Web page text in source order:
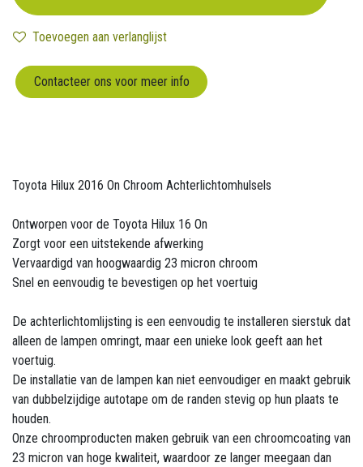
Toevoegen aan verlanglijst
Contacteer ons voor meer info
Toyota Hilux 2016 On Chroom Achterlichtomhulsels
Ontworpen voor de Toyota Hilux 16 On
Zorgt voor een uitstekende afwerking
Vervaardigd van hoogwaardig 23 micron chroom
Snel en eenvoudig te bevestigen op het voertuig
De achterlichtomlijsting is een eenvoudig te installeren sierstuk dat
alleen de lampen omringt, maar een unieke look geeft aan het
voertuig.
De installatie van de lampen kan niet eenvoudiger en maakt gebruik
van dubbelzijdige autotape om de randen stevig op hun plaats te
houden.
Onze chroomproducten maken gebruik van een chroomcoating van
23 micron van hoge kwaliteit, waardoor ze langer meegaan dan